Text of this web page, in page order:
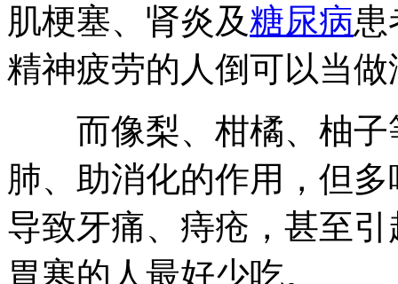
肌梗塞、肾炎及糖尿病患
精神疲劳的人倒可以当
而像梨、柑橘、柚子
肺、助消化的作用，但
导致牙痛、痔疮，甚至
胃寒的人最好少吃。